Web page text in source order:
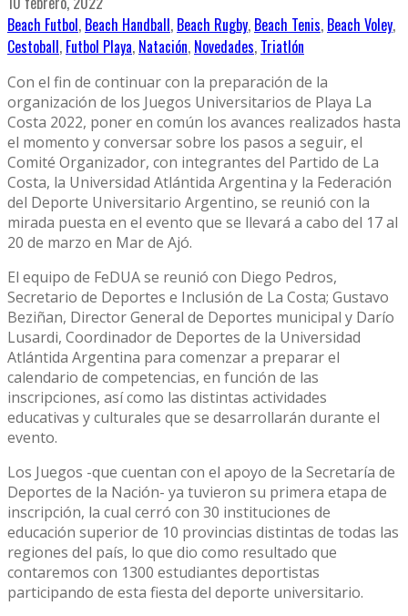
Beach Futbol, Beach Handball, Beach Rugby, Beach Tenis, Beach Voley,
Cestoball, Futbol Playa, Natación, Novedades, Triatlón
Con el fin de continuar con la preparación de la
organización de los Juegos Universitarios de Playa La
Costa 2022, poner en común los avances realizados hasta
el momento y conversar sobre los pasos a seguir, el
Comité Organizador, con integrantes del Partido de La
Costa, la Universidad Atlántida Argentina y la Federación
del Deporte Universitario Argentino, se reunió con la
mirada puesta en el evento que se llevará a cabo del 17 al
20 de marzo en Mar de Ajó.
El equipo de FeDUA se reunió con Diego Pedros,
Secretario de Deportes e Inclusión de La Costa; Gustavo
Beziñan, Director General de Deportes municipal y Darío
Lusardi, Coordinador de Deportes de la Universidad
Atlántida Argentina para comenzar a preparar el
calendario de competencias, en función de las
inscripciones, así como las distintas actividades
educativas y culturales que se desarrollarán durante el
evento.
Los Juegos -que cuentan con el apoyo de la Secretaría de
Deportes de la Nación- ya tuvieron su primera etapa de
inscripción, la cual cerró con 30 instituciones de
educación superior de 10 provincias distintas de todas las
regiones del país, lo que dio como resultado que
contaremos con 1300 estudiantes deportistas
participando de esta fiesta del deporte universitario.